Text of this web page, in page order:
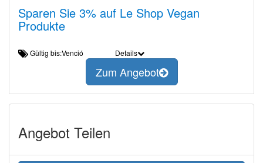
Sparen Sie 3% auf Le Shop Vegan
Produkte
Gültig bis:Venció Details
Zum Angebot
Angebot Teilen